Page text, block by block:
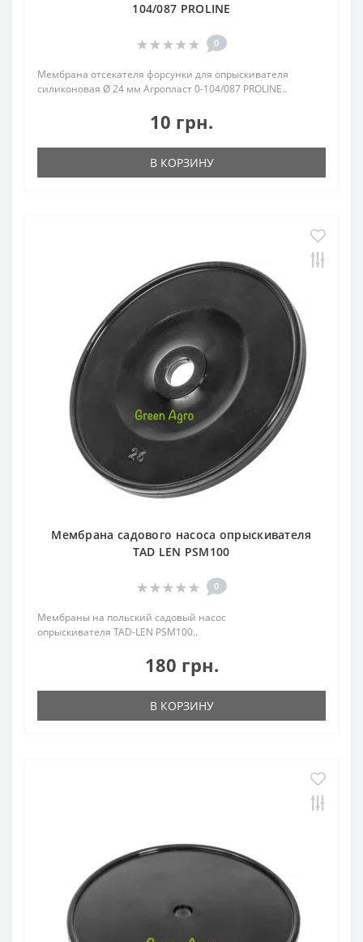
104/087 PROLINE
0
Мембрана отсекателя форсунки для опрыскивателя
силиконовая Ø 24 мм Агропласт 0-104/087 PROLINE..
10 грн.
В КОРЗИНУ
Мембрана садового насоса опрыскивателя
TAD LEN PSM100
0
Мембраны на польский садовый насос
опрыскивателя TAD-LEN PSM100..
180 грн.
В КОРЗИНУ